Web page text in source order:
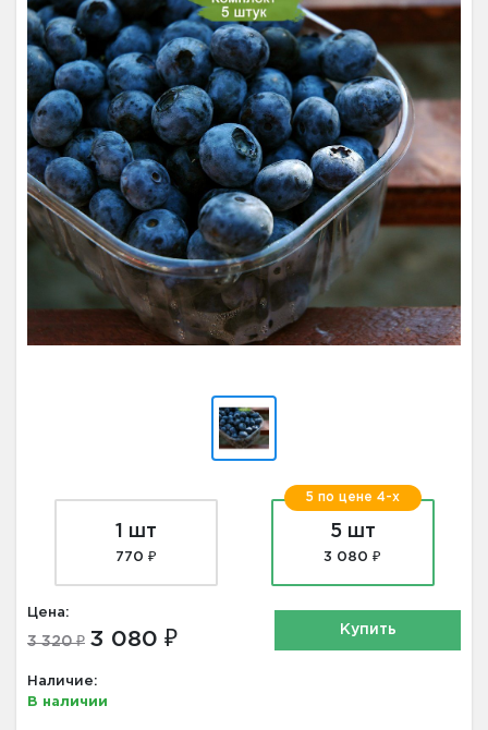
1 шт
770 ₽
5 по цене 4-х
5 шт
3 080 ₽
Цена:
3 320 ₽ 3 080 ₽
Наличие:
В наличии
Купить